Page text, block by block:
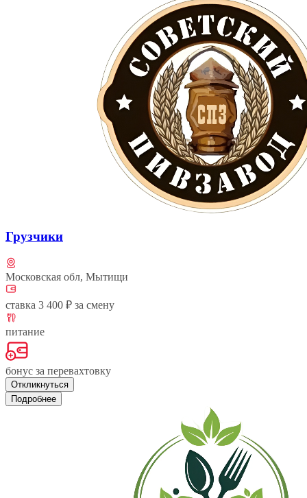
Грузчики
Московская обл, Мытищи
ставка 3 400 ₽ за смену
питание
бонус за перевахтовку
Откликнуться
Подробнее